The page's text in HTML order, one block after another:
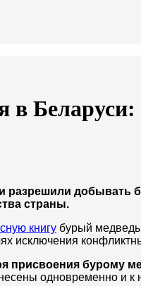
в
разрешили добывать
страны.
книгу бурый
исключения
присвоения бурому
одновременно